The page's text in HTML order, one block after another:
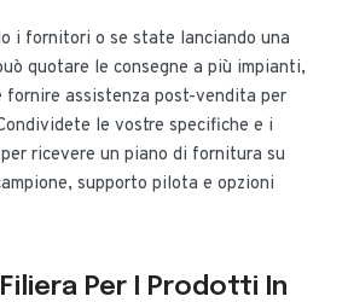
i fornitori o se state lanciando una
quotare le consegne a più impianti,
fornire assistenza post-vendita per
le vostre specifiche e i
ricevere un piano di fornitura su
supporto pilota e opzioni
Per I Prodotti In